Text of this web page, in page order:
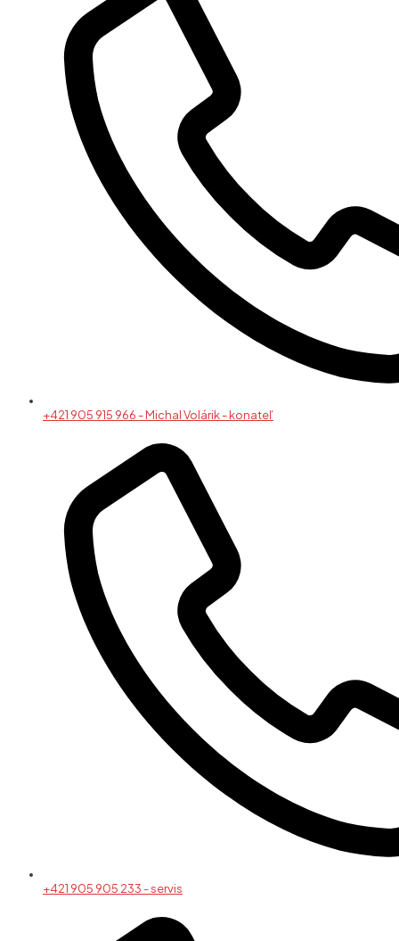
+421 905 915 966 - Michal Volárik - konateľ
+421 905 905 233 - servis